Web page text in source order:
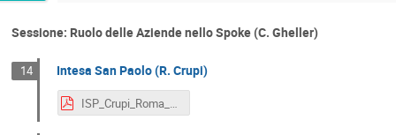
Sessione: Ruolo delle Aziende nello Spoke (C. Gheller)
14 Intesa San Paolo (R. Crupi)
ISP_Crupi_Roma_221028.pdf